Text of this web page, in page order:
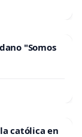
"Somos
católica en